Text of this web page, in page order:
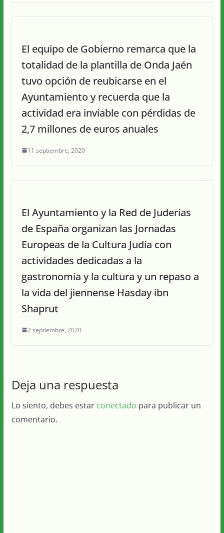
El equipo de Gobierno remarca que la
totalidad de la plantilla de Onda Jaén
tuvo opción de reubicarse en el
Ayuntamiento y recuerda que la
actividad era inviable con pérdidas de
2,7 millones de euros anuales
11 septiembre, 2020
El Ayuntamiento y la Red de Juderías
de España organizan las Jornadas
Europeas de la Cultura Judía con
actividades dedicadas a la
gastronomía y la cultura y un repaso a
la vida del jiennense Hasday ibn
Shaprut
2 septiembre, 2020
Deja una respuesta
Lo siento, debes estar conectado para publicar un
comentario.